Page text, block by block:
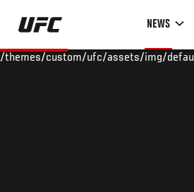
Skip
main
NEWS
/themes/custom/ufc/assets/img/